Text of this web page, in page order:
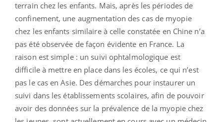
terrain chez les enfants. Mais, après les périodes de
confinement, une augmentation des cas de myopie
chez les enfants similaire à celle constatée en Chine n’a
pas été observée de façon évidente en France. La
raison est simple : un suivi ophtalmologique est
difficile à mettre en place dans les écoles, ce qui n’est
pas le cas en Asie. Des démarches pour instaurer un
suivi dans les établissements scolaires, afin de pouvoir
avoir des données sur la prévalence de la myopie chez